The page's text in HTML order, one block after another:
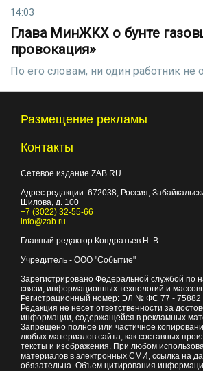
14:03
Глава МинЖКХ о бунте
провокация»
По его словам, ни один работник не
Размещение рекламы
Контакты
Сетевое издание ZAB.RU
Адрес редакции: 672038, Россия,
Шилова, д. 100
+7 (3022) 32-55-66
info@zab.ru
Главный редактор Кондратьев Н. В.
Учредитель - ООО "Событие"
Зарегистрировано Федеральной службой по
связи, информационных технологий и
Регистрационный номер: ЭЛ № ФС 77 - 75882
Редакция не несет ответственности за
информации, содержащейся в рекламных
Запрещено полное или частичное
любых материалов сайта, как составных
тексты и изображения. При любом
материалов в электронных СМИ, ссылка на
обязательна. Объем цитирования